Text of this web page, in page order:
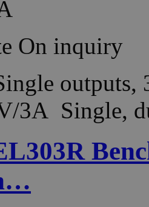
On inquiry
3A Single,